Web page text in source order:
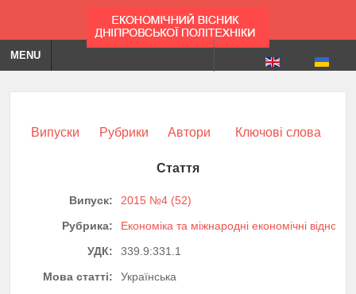
MENU
Випуски Рубрики Автори Ключові слова
Стаття
Випуск:
2015 №4 (52)
Рубрика:
Економіка та міжнародні економічні
УДК:
339.9:331.1
Мова статті:
Українська